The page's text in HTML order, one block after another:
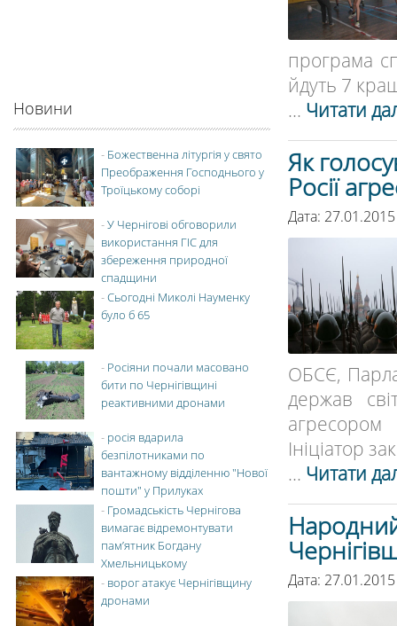
програма
йдуть 7
... Читати
Як
Росії
Дата:
ОБСЄ,
держав
агресором
Ініціатор
... Читати
Дата:
Новини
- Божественна літургія у свято
Преображення Господнього у
Троїцькому соборі
-У Чернігові обговорили
використання ГІС для
збереження природної
спадщини
-Сьогодні Миколі Науменку
було б 65
- Росіяни почали масовано
бити по Чернігівщині
реактивними дронами
- росія вдарила
безпілотниками по
вантажному відділенню "Нової
пошти" у Прилуках
- Громадськість Чернігова
вимагає відремонтувати
пам’ятник Богдану
Хмельницькому
- ворог атакує Чернігівщину
дронами